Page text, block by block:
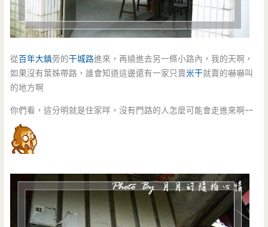
從百年大鎮旁的干城路進來，再繞進去另一條小路內，我的天啊，
如果沒有葉姊帶路，誰會知道這邊還有一家只賣米干就賣的嚇嚇叫
的地方啊
你們看，這分明就是住家咩，沒有門路的人怎麼可能會走進來啊~~